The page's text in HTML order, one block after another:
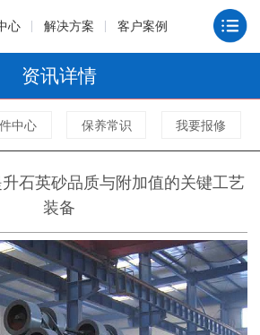
心 解决方案 客户案例
资讯详情
中心 保养常识 我要报修
石英砂品质与附加值的关键工艺
装备